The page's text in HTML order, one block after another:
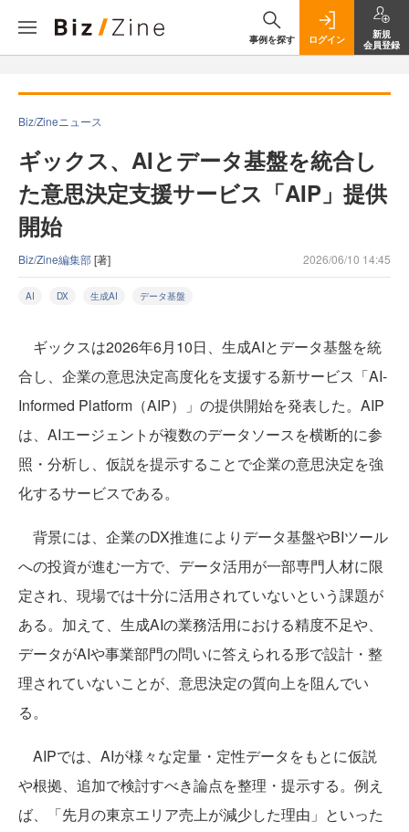
事例を探す ログイン
新規
会員登録
Biz/Zineニュース
ギックス、AIとデータ基盤を統合し
た意思決定支援サービス「AIP」提供
開始
Biz/Zine編集部[著] 2026/06/10 14:45
AI DX 生成AI データ基盤
ギックスは2026年6月10日、生成AIとデータ基盤を統
合し、企業の意思決定高度化を支援する新サービス「AI-
Informed Platform（AIP）」の提供開始を発表した。AIP
は、AIエージェントが複数のデータソースを横断的に参
照・分析し、仮説を提示することで企業の意思決定を強
化するサービスである。
背景には、企業のDX推進によりデータ基盤やBIツール
への投資が進む一方で、データ活用が一部専門人材に限
定され、現場では十分に活用されていないという課題が
ある。加えて、生成AIの業務活用における精度不足や、
データがAIや事業部門の問いに答えられる形で設計・整
理されていないことが、意思決定の質向上を阻んでい
る。
AIPでは、AIが様々な定量・定性データをもとに仮説
や根拠、追加で検討すべき論点を整理・提示する。例え
ば、「先月の東京エリア売上が減少した理由」といった